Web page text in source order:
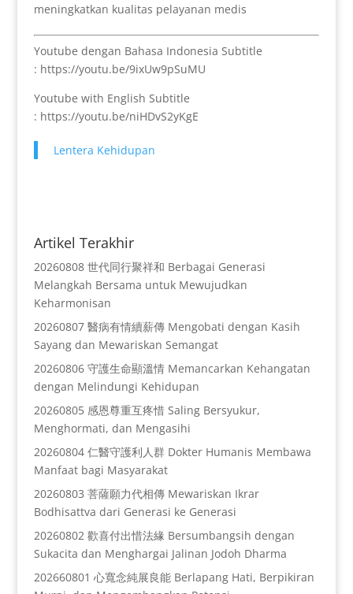
meningkatkan kualitas pelayanan medis
Youtube dengan Bahasa Indonesia Subtitle
: https://youtu.be/9ixUw9pSuMU
Youtube with English Subtitle
: https://youtu.be/niHDvS2yKgE
Lentera Kehidupan
Artikel Terakhir
20260808 世代同行聚祥和 Berbagai Generasi
Melangkah Bersama untuk Mewujudkan
Keharmonisan
20260807 醫病有情續薪傳 Mengobati dengan Kasih
Sayang dan Mewariskan Semangat
20260806 守護生命顯溫情 Memancarkan Kehangatan
dengan Melindungi Kehidupan
20260805 感恩尊重互疼惜 Saling Bersyukur,
Menghormati, dan Mengasihi
20260804 仁醫守護利人群 Dokter Humanis Membawa
Manfaat bagi Masyarakat
20260803 菩薩願力代相傳 Mewariskan Ikrar
Bodhisattva dari Generasi ke Generasi
20260802 歡喜付出惜法緣 Bersumbangsih dengan
Sukacita dan Menghargai Jalinan Jodoh Dharma
202660801 心寬念純展良能 Berlapang Hati, Berpikiran